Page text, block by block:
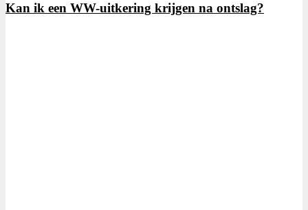
Kan ik een WW-uitkering krijgen na ontslag?